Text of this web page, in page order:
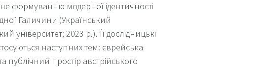
формуванню модерної ідентичності
Галичини (Український
університет; 2023 р.). Її дослідницькі
наступних тем: єврейська
публічний простір австрійського